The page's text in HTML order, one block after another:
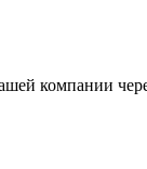
компании